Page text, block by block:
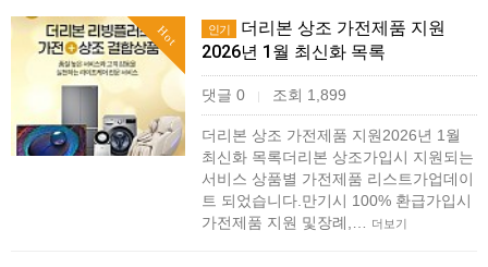
Hot 인기
더리본 상조 가전제품 지원
2026년 1월 최신화 목록
댓글 0 | 조회 1,899
더리본 상조 가전제품 지원2026년 1월
최신화 목록 더리본 상조가입시 지원되는
서비스 상품별 가전제품 리스트가업데이
트 되었습니다.​만기시 100% 환급가입시
가전제품 지원 및장례,…
더보기